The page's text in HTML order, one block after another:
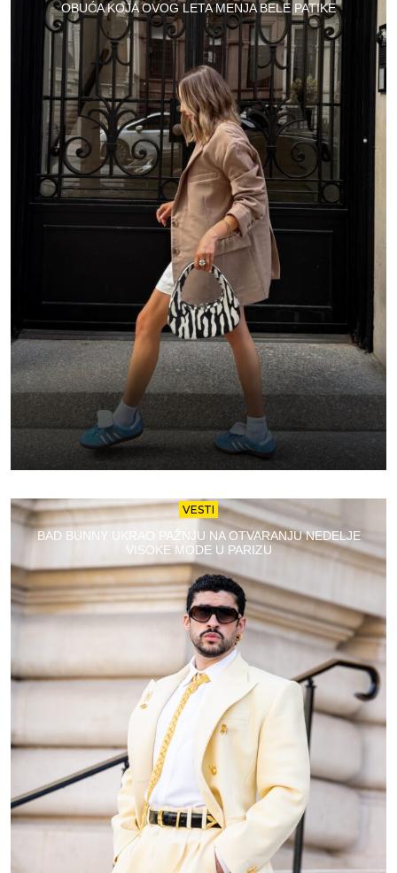
OBUĆA KOJA OVOG LETA MENJA BELE PATIKE
VESTI
BAD BUNNY UKRAO PAŽNJU NA OTVARANJU NEDELJE
VISOKE MODE U PARIZU